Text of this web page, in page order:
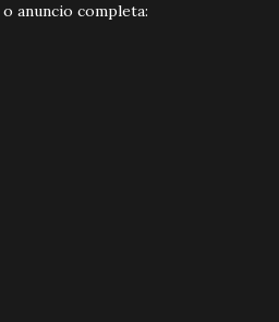
anuncio completa: